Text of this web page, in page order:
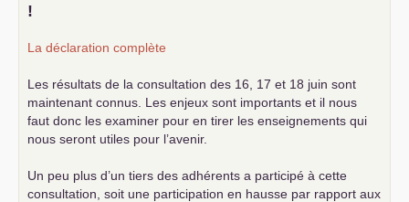
!
La déclaration complète
Les résultats de la consultation des 16, 17 et 18 juin sont
maintenant connus. Les enjeux sont importants et il nous
faut donc les examiner pour en tirer les enseignements qui
nous seront utiles pour l’avenir.
Un peu plus d’un tiers des adhérents a participé à cette
consultation, soit une participation en hausse par rapport aux